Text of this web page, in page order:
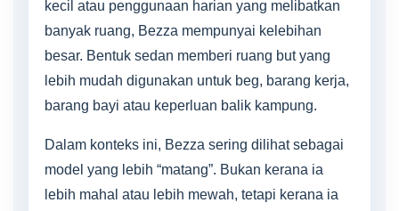
kecil atau penggunaan harian yang melibatkan
banyak ruang, Bezza mempunyai kelebihan
besar. Bentuk sedan memberi ruang but yang
lebih mudah digunakan untuk beg, barang kerja,
barang bayi atau keperluan balik kampung.
Dalam konteks ini, Bezza sering dilihat sebagai
model yang lebih “matang”. Bukan kerana ia
lebih mahal atau lebih mewah, tetapi kerana ia